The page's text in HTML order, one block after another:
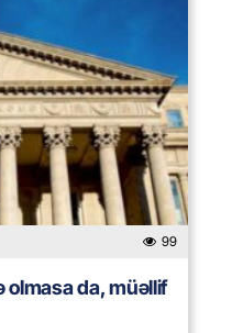
99
olmasa da, müəllif